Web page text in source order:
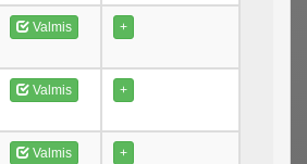
Valmis +
Valmis +
Valmis +